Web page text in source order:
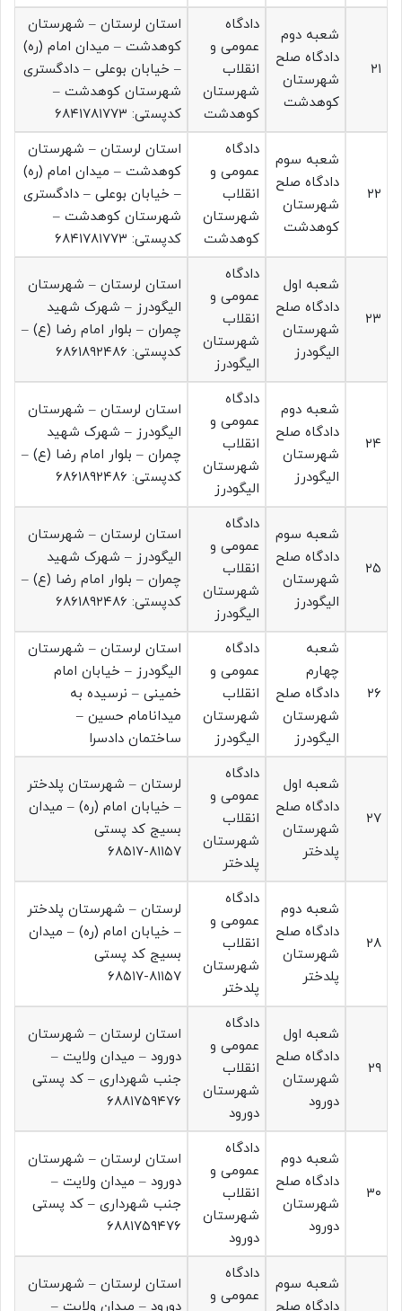
۲۱
شعبه دوم
دادگاه صلح
شهرستان
کوهدشت
دادگاه
عمومی و
انقلاب
شهرستان
کوهدشت
استان لرستان – شهرستان
کوهدشت – میدان امام (ره)
– خیابان بوعلی – دادگستری
شهرستان کوهدشت –
کدپستی: ۶۸۴۱۷۸۱۷۷۳
۲۲
شعبه سوم
دادگاه صلح
شهرستان
کوهدشت
دادگاه
عمومی و
انقلاب
شهرستان
کوهدشت
استان لرستان – شهرستان
کوهدشت – میدان امام (ره)
– خیابان بوعلی – دادگستری
شهرستان کوهدشت –
کدپستی: ۶۸۴۱۷۸۱۷۷۳
۲۳
شعبه اول
دادگاه صلح
شهرستان
الیگودرز
دادگاه
عمومی و
انقلاب
شهرستان
الیگودرز
استان لرستان – شهرستان
الیگودرز – شهرک شهید
چمران – بلوار امام رضا (ع) –
کدپستی: ۶۸۶۱۸۹۲۴۸۶
۲۴
شعبه دوم
دادگاه صلح
شهرستان
الیگودرز
دادگاه
عمومی و
انقلاب
شهرستان
الیگودرز
استان لرستان – شهرستان
الیگودرز – شهرک شهید
چمران – بلوار امام رضا (ع) –
کدپستی: ۶۸۶۱۸۹۲۴۸۶
۲۵
شعبه سوم
دادگاه صلح
شهرستان
الیگودرز
دادگاه
عمومی و
انقلاب
شهرستان
الیگودرز
استان لرستان – شهرستان
الیگودرز – شهرک شهید
چمران – بلوار امام رضا (ع) –
کدپستی: ۶۸۶۱۸۹۲۴۸۶
۲۶
شعبه
چهارم
دادگاه صلح
شهرستان
الیگودرز
دادگاه
عمومی و
انقلاب
شهرستان
الیگودرز
استان لرستان – شهرستان
الیگودرز – خیابان امام
خمینی – نرسیده به
میدانامام حسین –
ساختمان دادسرا
۲۷
شعبه اول
دادگاه صلح
شهرستان
پلدختر
دادگاه
عمومی و
انقلاب
شهرستان
پلدختر
لرستان – شهرستان پلدختر
– خیابان امام (ره) – میدان
بسیج کد پستی
۸۱۱۵۷-۶۸۵۱۷
۲۸
شعبه دوم
دادگاه صلح
شهرستان
پلدختر
دادگاه
عمومی و
انقلاب
شهرستان
پلدختر
لرستان – شهرستان پلدختر
– خیابان امام (ره) – میدان
بسیج کد پستی
۸۱۱۵۷-۶۸۵۱۷
۲۹
شعبه اول
دادگاه صلح
شهرستان
دورود
دادگاه
عمومی و
انقلاب
شهرستان
دورود
استان لرستان – شهرستان
دورود – میدان ولایت –
جنب شهرداری – کد پستی
۶۸۸۱۷۵۹۴۷۶
۳۰
شعبه دوم
دادگاه صلح
شهرستان
دورود
دادگاه
عمومی و
انقلاب
شهرستان
دورود
استان لرستان – شهرستان
دورود – میدان ولایت –
جنب شهرداری – کد پستی
۶۸۸۱۷۵۹۴۷۶
شعبه سوم
دادگاه صلح
دادگاه
عمومی و
استان لرستان – شهرستان
دورود – میدان ولایت –